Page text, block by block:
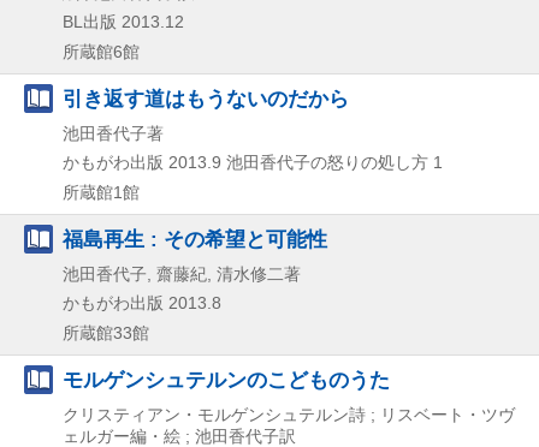
BL出版 2013.12
所蔵館6館
引き返す道はもうないのだから
池田香代子著
かもがわ出版 2013.9 池田香代子の怒りの処し方 1
所蔵館1館
福島再生 : その希望と可能性
池田香代子, 齋藤紀, 清水修二著
かもがわ出版 2013.8
所蔵館33館
モルゲンシュテルンのこどものうた
クリスティアン・モルゲンシュテルン詩 ; リスベート・ツヴ
ェルガー編・絵 ; 池田香代子訳